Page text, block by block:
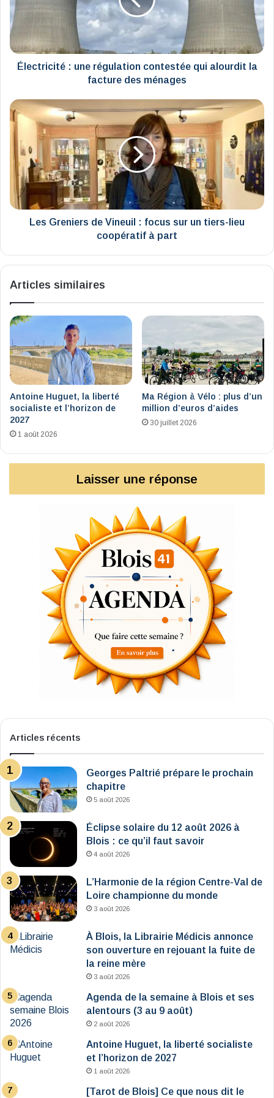
qui
alourdit
la
facture
desÉlectricité : une régulation contestée qui alourdit la
facture des ménages
Les
Greniers
de
Vineuil
focus
sur
un
tiers-
Les Greniers de Vineuil : focus sur un tiers-lieu
coopératif à part
Articles similaires
Antoine Huguet, la liberté
socialiste et l’horizon de
2027
1 août 2026
Ma Région à Vélo : plus d’un
million d’euros d’aides
30 juillet 2026
Laisser une réponse
Articles récents
Georges Paltrié prépare le prochain
chapitre
5 août 2026
Éclipse solaire du 12 août 2026 à
Blois : ce qu’il faut savoir
4 août 2026
L’Harmonie de la région Centre-Val de
Loire championne du monde
3 août 2026
À Blois, la Librairie Médicis annonce
son ouverture en rejouant la fuite de
la reine mère
3 août 2026
Agenda de la semaine à Blois et ses
alentours (3 au 9 août)
2 août 2026
Antoine Huguet, la liberté socialiste
et l’horizon de 2027
1 août 2026
[Tarot de Blois] Ce que nous dit le